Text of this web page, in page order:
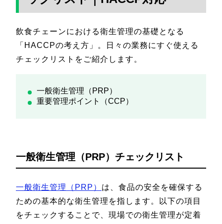
飲食チェーンにおける衛生管理の基礎となる
「HACCPの考え方」。日々の業務にすぐ使える
チェックリストをご紹介します。
一般衛生管理（PRP）
重要管理ポイント（CCP）
一般衛生管理（PRP）チェックリスト
一般衛生管理（PRP） は、食品の安全を確保する
ための基本的な衛生管理を指します。以下の項目
をチェックすることで、現場での衛生管理が定着